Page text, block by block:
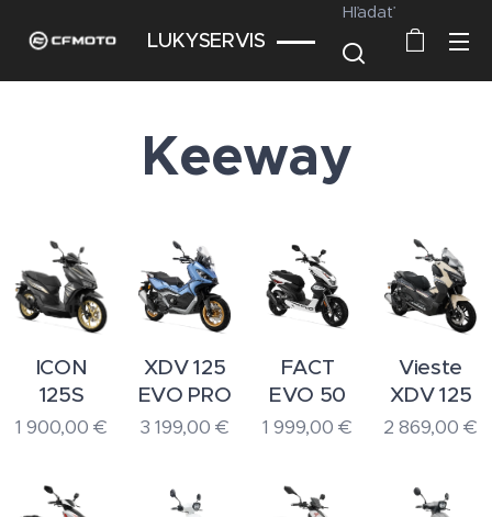
LUKYSERVIS
Hľadať
Keeway
ICON
125S
1 900,00 €
XDV 125
EVO PRO
3 199,00 €
FACT
EVO 50
1 999,00 €
Vieste
XDV 125
2 869,00 €